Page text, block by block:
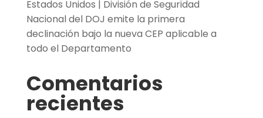
Estados Unidos | División de Seguridad
Nacional del DOJ emite la primera
declinación bajo la nueva CEP aplicable a
todo el Departamento
Comentarios
recientes